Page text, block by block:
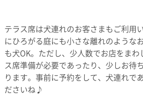
テラス席は犬連れのお客さまもご利用
にひろがる庭にも小さな離れのような
も犬OK。ただし、少人数でお店をまわ
ス席準備が必要であったり、少しお待
ります。事前に予約をして、犬連れで
ださいね♪